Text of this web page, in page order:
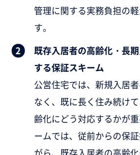
管理に関する実務負担の
す。
既存入居者の高齢化・長
する保証スキーム
公営住宅では、新規入居
なく、既に長く住み続け
齢化にどう対応するかが
ームでは、従前からの保
がら、既存入居者の高齢